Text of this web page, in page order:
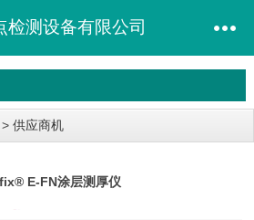
检测设备有限公司
> 供应商机
E-FN涂层测厚仪